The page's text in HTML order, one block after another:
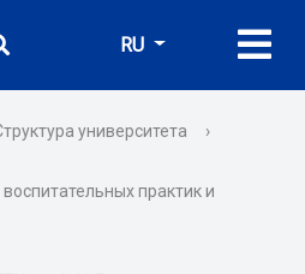
RU
университета
›
практик и